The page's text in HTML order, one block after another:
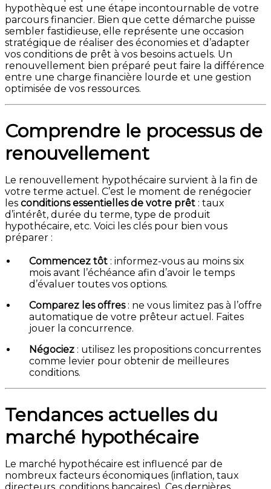
hypothèque est une étape incontournable de votre
parcours financier. Bien que cette démarche puisse
sembler fastidieuse, elle représente une occasion
stratégique de réaliser des économies et d’adapter
vos conditions de prêt à vos besoins actuels. Un
renouvellement bien préparé peut faire la différence
entre une charge financière lourde et une gestion
optimisée de vos ressources.
Comprendre le processus de
renouvellement
Le renouvellement hypothécaire survient à la fin de
votre terme actuel. C’est le moment de renégocier
les conditions essentielles de votre prêt : taux
d’intérêt, durée du terme, type de produit
hypothécaire, etc. Voici les clés pour bien vous
préparer :
Commencez tôt : informez-vous au moins six
mois avant l’échéance afin d’avoir le temps
d’évaluer toutes vos options.
Comparez les offres: ne vous limitez pas à l’offre
automatique de votre prêteur actuel. Faites
jouer la concurrence.
Négociez : utilisez les propositions concurrentes
comme levier pour obtenir de meilleures
conditions.
Tendances actuelles du
marché hypothécaire
Le marché hypothécaire est influencé par de
nombreux facteurs économiques (inflation, taux